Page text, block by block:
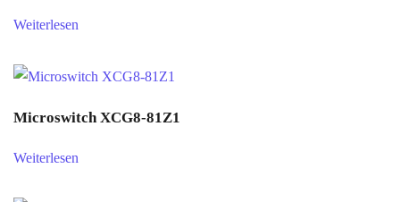
Weiterlesen
Microswitch XCG8-81Z1
Weiterlesen